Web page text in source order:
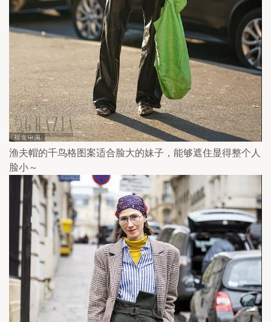
渔夫帽的千鸟格图案适合脸大的妹子，能够遮住显得整个人
脸小～